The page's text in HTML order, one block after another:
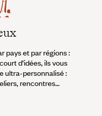
pays et par régions :
d’idées, ils vous
ultra-personnalisé :
rencontres…